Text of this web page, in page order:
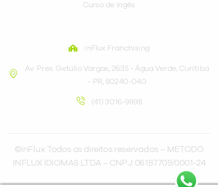
Curso de Ingês
inFlux Franchising
Av. Pres. Getúlio Vargas, 2635 - Água Verde, Curitiba
- PR, 80240-040
(41) 3016-9898
©inFlux Todos os direitos reservados – METODO
INFLUX IDIOMAS LTDA – CNPJ: 06.187.709/0001-24